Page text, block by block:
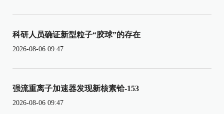
科研人员确证新型粒子“胶球”的存在
2026-08-06 09:47
强流重离子加速器发现新核素铪-153
2026-08-06 09:47